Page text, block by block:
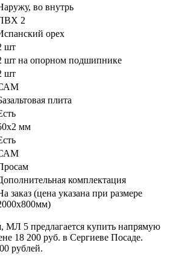
во внутрь
2
орех
шт
шт на опорном подшипнике
шт
плита
мм
комплектация
заказ (цена указана при размере
МЛ 5 предлагается купить напрямую
18 200 руб. в Сергиеве Посаде.
рублей.